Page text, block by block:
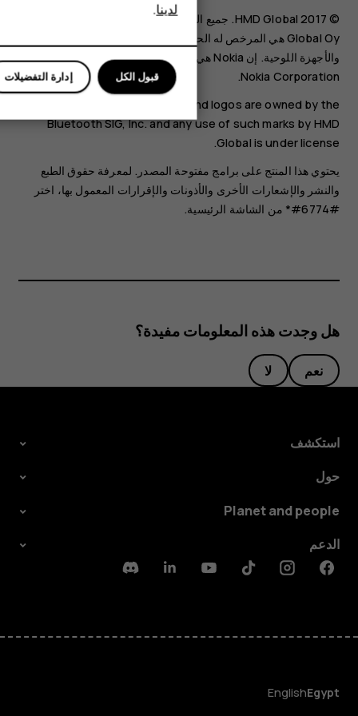
للأعمال
الأجهزة اللوحيةوالأجهزة اللوحية. إن Nokia هي علامة تجارية مسجلة خاصة بشركة
‪Nokia Corporation‬.
The Bluetooth word mark and logos are owned by the
Bluetooth SIG, Inc. and any use of such marks by HMD
Global is under license.
يحتوي هذا المنتج على برامج مفتوحة المصدر. لمعرفة حقوق الطبع
والنشر والإشعارات الأخرى والأذونات والإقرارات المعمول بها، اختر
#6774#* من الشاشة الرئيسية.
هل وجدت هذه المعلومات مفيدة؟
نعم لا
استكشف
حول
Planet and people
الدعم
Facebook
Instagram
Tiktok
Youtube
Linkedin
Discord
Egypt
English
لدينا.
إدارة التفضيلات قبول الكل